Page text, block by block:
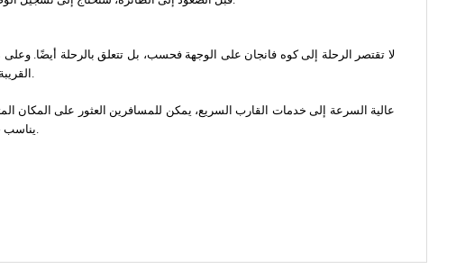
لا تقتصر الرحلة إلى كوه فانجان على الوجهة فحسب، بل تتعلق بالرحلة أيضًا.